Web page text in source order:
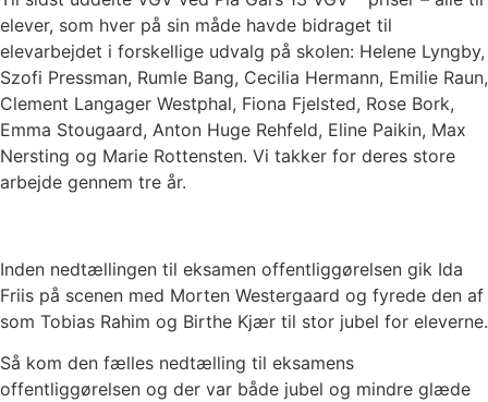
elever, som hver på sin måde havde bidraget til
elevarbejdet i forskellige udvalg på skolen: Helene Lyngby,
Szofi Pressman, Rumle Bang, Cecilia Hermann, Emilie Raun,
Clement Langager Westphal, Fiona Fjelsted, Rose Bork,
Emma Stougaard, Anton Huge Rehfeld, Eline Paikin, Max
Nersting og Marie Rottensten. Vi takker for deres store
arbejde gennem tre år.
Inden nedtællingen til eksamen offentliggørelsen gik Ida
Friis på scenen med Morten Westergaard og fyrede den af
som Tobias Rahim og Birthe Kjær til stor jubel for eleverne.
Så kom den fælles nedtælling til eksamens
offentliggørelsen og der var både jubel og mindre glæde